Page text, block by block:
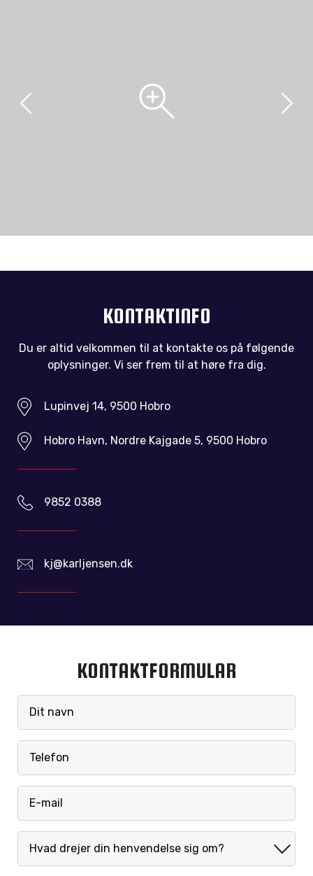
KONTAKTFORMULAR
KONTAKTINFO
Du er altid velkommen til at kontakte os på følgende
oplysninger. Vi ser frem til at høre fra dig.
Lupinvej 14, 9500 Hobro
Hobro Havn, Nordre Kajgade 5, 9500 Hobro
9852 0388
kj@karljensen.dk